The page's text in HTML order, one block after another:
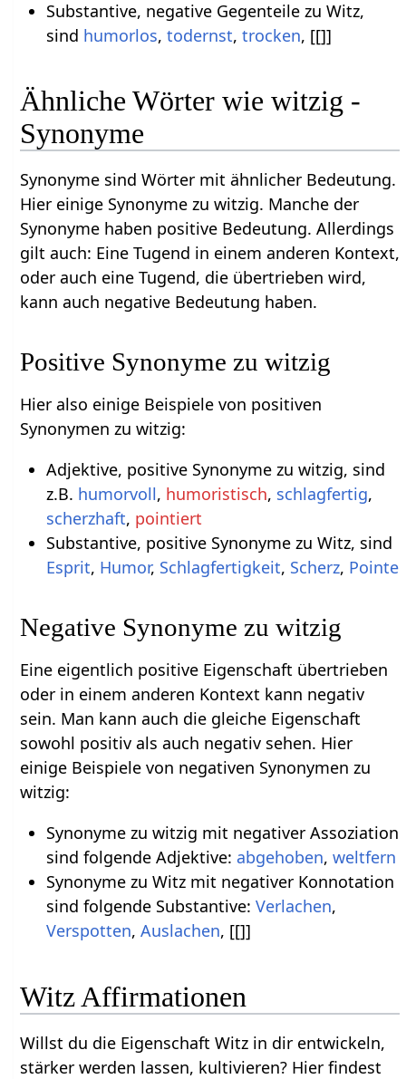
Substantive, negative Gegenteile zu Witz,
sind humorlos, todernst, trocken, [[]]
Ähnliche Wörter wie witzig -
Synonyme
Synonyme sind Wörter mit ähnlicher Bedeutung.
Hier einige Synonyme zu witzig. Manche der
Synonyme haben positive Bedeutung. Allerdings
gilt auch: Eine Tugend in einem anderen Kontext,
oder auch eine Tugend, die übertrieben wird,
kann auch negative Bedeutung haben.
Positive Synonyme zu witzig
Hier also einige Beispiele von positiven
Synonymen zu witzig:
Adjektive, positive Synonyme zu witzig, sind
z.B. humorvoll, humoristisch, schlagfertig,
scherzhaft, pointiert
Substantive, positive Synonyme zu Witz, sind
Esprit, Humor, Schlagfertigkeit, Scherz, Pointe
Negative Synonyme zu witzig
Eine eigentlich positive Eigenschaft übertrieben
oder in einem anderen Kontext kann negativ
sein. Man kann auch die gleiche Eigenschaft
sowohl positiv als auch negativ sehen. Hier
einige Beispiele von negativen Synonymen zu
witzig:
Synonyme zu witzig mit negativer Assoziation
sind folgende Adjektive: abgehoben, weltfern
Synonyme zu Witz mit negativer Konnotation
sind folgende Substantive: Verlachen,
Verspotten, Auslachen, [[]]
Witz Affirmationen
Willst du die Eigenschaft Witz in dir entwickeln,
stärker werden lassen, kultivieren? Hier findest